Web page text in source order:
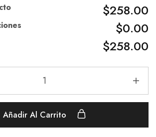
$258.00
$0.00
$258.00
Añadir Al Carrito